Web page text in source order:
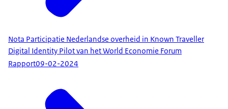
Nota Participatie Nederlandse overheid in Known Traveller
Digital Identity Pilot van het World Economie Forum
Rapport09-02-2024